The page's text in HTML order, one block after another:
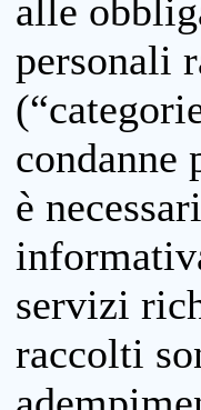
alle
personali
condanne
è
servizi
raccolti